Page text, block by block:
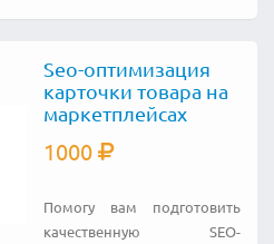
Seo-оптимизация
карточки товара на
маркетплейсах
1000
Помогу вам подготовить
качественную SEO-